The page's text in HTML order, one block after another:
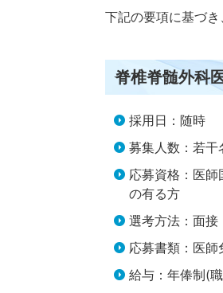
下記の要項に基づき
脊椎脊髄外科
採用日：随時
募集人数：若干
応募資格：医
の有る方
選考方法：面接
応募書類：医
給与：年俸制(